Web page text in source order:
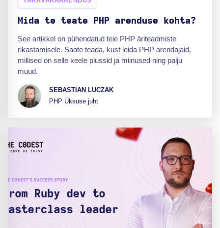
Mida te teate PHP arenduse kohta?
See artikkel on pühendatud teie PHP äriteadmiste
rikastamisele. Saate teada, kust leida PHP arendajaid,
millised on selle keele plussid ja miinused ning palju
muud.
SEBASTIAN LUCZAK
PHP Üksuse juht